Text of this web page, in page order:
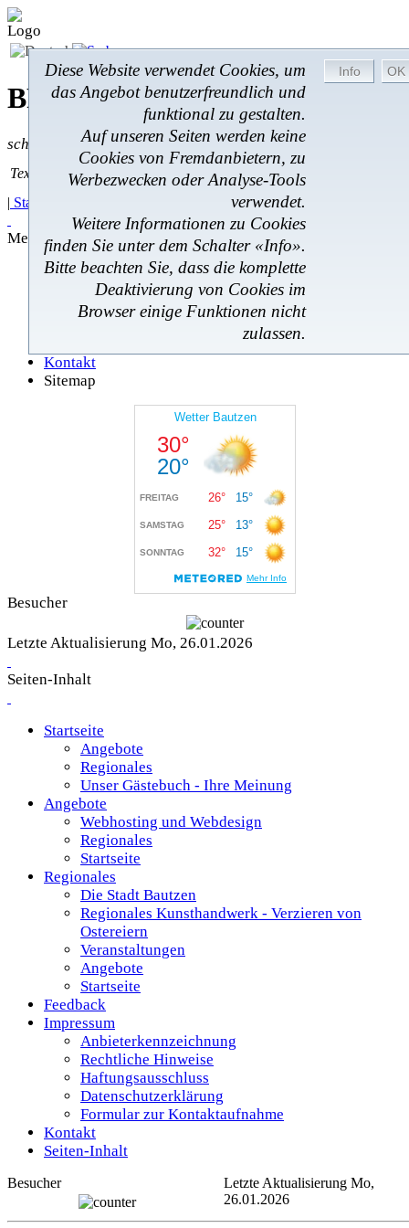
BROM-Service *Online
schnell * zuverlässig * kostengünstig
Diese Website verwendet Cookies, um
das Angebot benutzerfreundlich und
funktional zu gestalten.
Auf unseren Seiten werden keine
Cookies von Fremdanbietern, zu
Werbezwecken oder Analyse-Tools
verwendet.
Weitere Informationen zu Cookies
finden Sie unter dem Schalter «Info».
Bitte beachten Sie, dass die komplette
Deaktivierung von Cookies im
Browser einige Funktionen nicht
zulassen.
Textsuche:
Textsuche
| Startseite Feedback|
Menü
Startseite
Angebote
Regionales
Kontakt
Sitemap
Besucher
Letzte Aktualisierung Mo, 26.01.2026
Seiten-Inhalt
Startseite
Angebote
Regionales
Unser Gästebuch - Ihre Meinung
Angebote
Webhosting und Webdesign
Regionales
Startseite
Regionales
Die Stadt Bautzen
Regionales Kunsthandwerk - Verzieren von
Ostereiern
Veranstaltungen
Angebote
Startseite
Feedback
Impressum
Anbieterkennzeichnung
Rechtliche Hinweise
Haftungsausschluss
Datenschutzerklärung
Formular zur Kontaktaufnahme
Kontakt
Seiten-Inhalt
Besucher
Letzte Aktualisierung Mo,
26.01.2026